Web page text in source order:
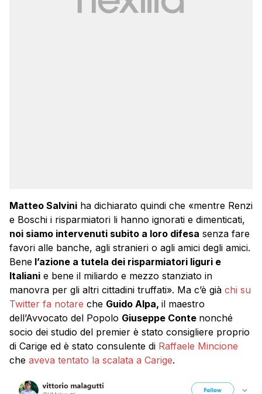
Matteo Salvini ha dichiarato quindi che «mentre Renzi
e Boschi i risparmiatori li hanno ignorati e dimenticati,
noi siamo intervenuti subito a loro difesa senza fare
favori alle banche, agli stranieri o agli amici degli amici.
Bene l’azione a tutela dei risparmiatori liguri e
Italiani e bene il miliardo e mezzo stanziato in
manovra per gli altri cittadini truffati». Ma c’è già chi su
Twitter fa notare che Guido Alpa, il maestro
dell’Avvocato del Popolo Giuseppe Conte nonché
socio dei studio del premier è stato consigliere proprio
di Carige ed è stato consulente di Raffaele Mincione
che aveva tentato la scalata a Carige.